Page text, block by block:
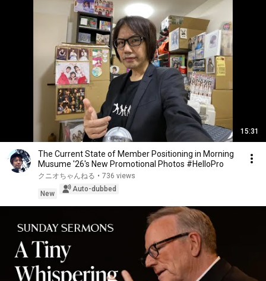
15:31
The Current State of Member Positioning in Morning
Musume '26's New Promotional Photos #HelloPro
クニオちゃんねる • 736 views
New
Auto-dubbed